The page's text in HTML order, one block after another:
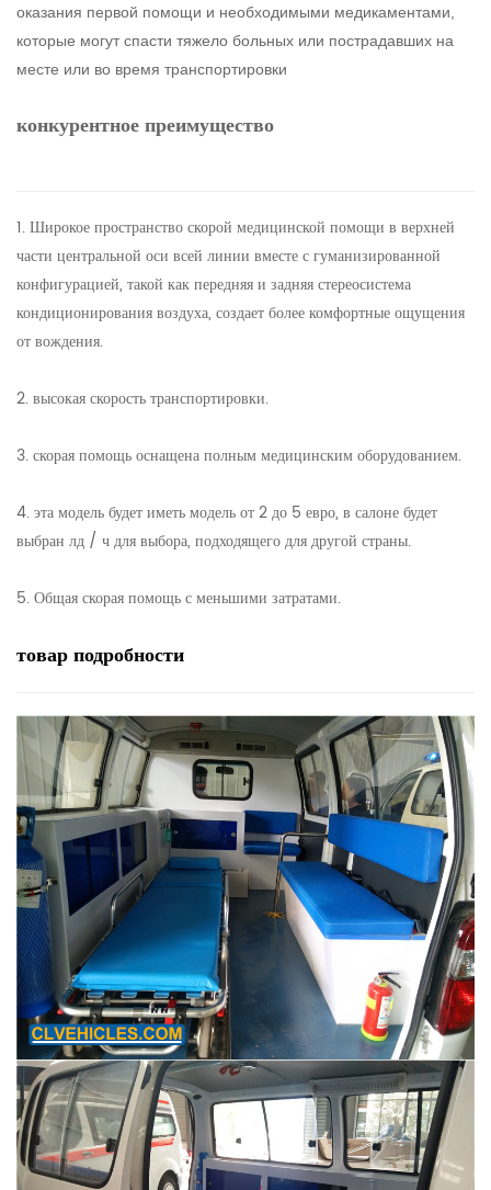
оказания первой помощи и необходимыми медикаментами,
которые могут спасти тяжело больных или пострадавших на
месте или во время транспортировки
конкурентное преимущество
1. Широкое пространство скорой медицинской помощи в верхней
части центральной оси всей линии вместе с гуманизированной
конфигурацией, такой как передняя и задняя стереосистема
кондиционирования воздуха, создает более комфортные ощущения
от вождения.
2. высокая скорость транспортировки.
3. скорая помощь оснащена полным медицинским оборудованием.
4. эта модель будет иметь модель от 2 до 5 евро, в салоне будет
выбран лд / ч для выбора, подходящего для другой страны.
5. Общая скорая помощь с меньшими затратами.
товарподробности